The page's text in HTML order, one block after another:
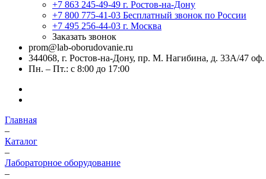
+7 863 245-49-49 г. Ростов-на-Дону
+7 800 775-41-03 Бесплатный звонок по России
+7 495 256-44-03 г. Москва
Заказать звонок
prom@lab-oborudovanie.ru
344068, г. Ростов-на-Дону, пр. М. Нагибина, д. 33А/47 оф.
Пн. – Пт.: с 8:00 до 17:00
Главная
–
Каталог
–
Лабораторное оборудование
–